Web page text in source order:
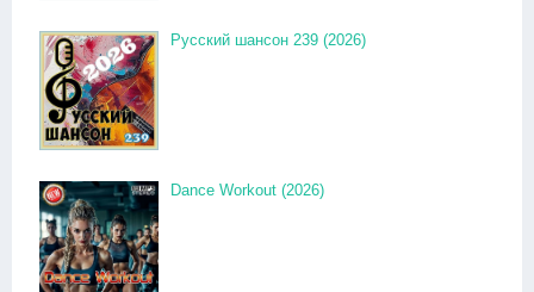
Русский шансон 239 (2026)
Dance Workout (2026)